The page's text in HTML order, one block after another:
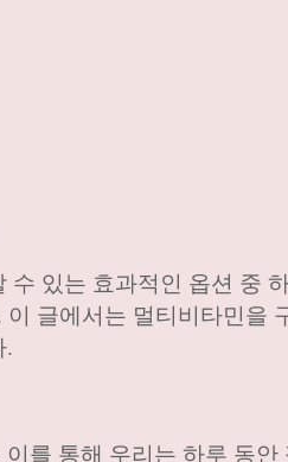
있는 효과적인 옵션 중
글에서는 멀티비타민을
.
를 통해 우리는 하루 동안